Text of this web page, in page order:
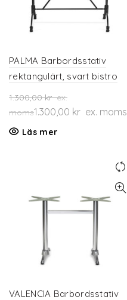
PALMA Barbordsstativ
rektangulärt, svart bistro
1.300,00krex.
moms1.300,00 kr ex. moms
Läs mer
VALENCIA Barbordsstativ